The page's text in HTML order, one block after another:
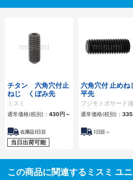
チタン 六角穴付止
ねじ くぼみ先
ミスミ
通常価格(税別)： 430円 ～
在庫品1日目
当日出荷可能
六角穴付 止めね
平先
フジモトボサード(
産業)
通常価格(税別)： 335
1日目～
この商品に関連するミスミ ユ